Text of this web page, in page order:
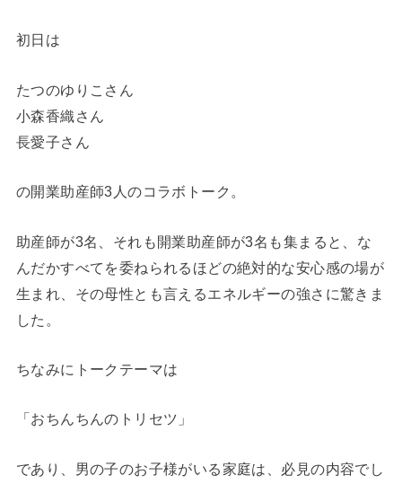
初日は
たつのゆりこさん
小森香織さん
長愛子さん
の開業助産師3人のコラボトーク。
助産師が3名、それも開業助産師が3名も集まると、な
んだかすべてを委ねられるほどの絶対的な安心感の場が
生まれ、その母性とも言えるエネルギーの強さに驚きま
した。
ちなみにトークテーマは
「おちんちんのトリセツ」
であり、男の子のお子様がいる家庭は、必見の内容でし